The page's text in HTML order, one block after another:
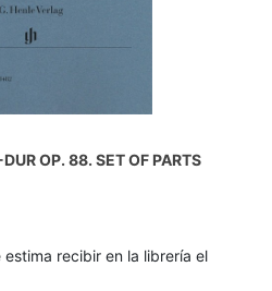
OP. 88. SET OF PARTS
recibir en la librería el